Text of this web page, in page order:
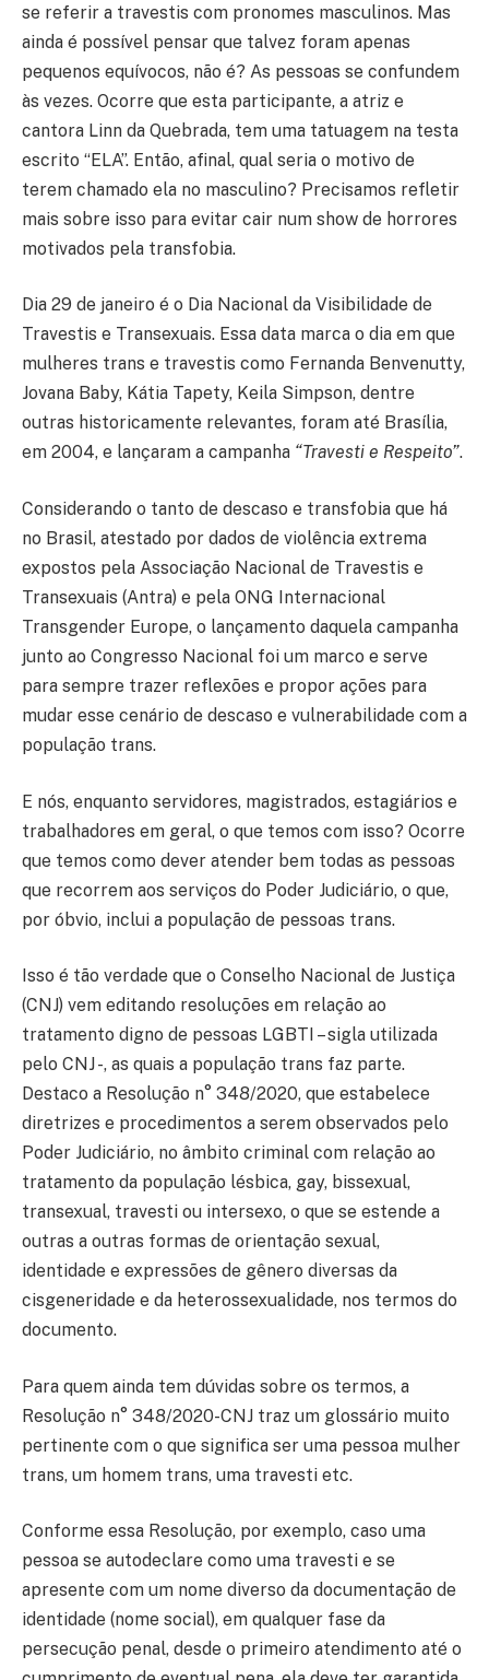
se referir a travestis com pronomes masculinos. Mas
ainda é possível pensar que talvez foram apenas
pequenos equívocos, não é? As pessoas se confundem
às vezes. Ocorre que esta participante, a atriz e
cantora Linn da Quebrada, tem uma tatuagem na testa
escrito “ELA”. Então, afinal, qual seria o motivo de
terem chamado ela no masculino? Precisamos refletir
mais sobre isso para evitar cair num show de horrores
motivados pela transfobia.
Dia 29 de janeiro é o Dia Nacional da Visibilidade de
Travestis e Transexuais. Essa data marca o dia em que
mulheres trans e travestis como Fernanda Benvenutty,
Jovana Baby, Kátia Tapety, Keila Simpson, dentre
outras historicamente relevantes, foram até Brasília,
em 2004, e lançaram a campanha “Travesti e Respeito”.
Considerando o tanto de descaso e transfobia que há
no Brasil, atestado por dados de violência extrema
expostos pela Associação Nacional de Travestis e
Transexuais (Antra) e pela ONG Internacional
Transgender Europe, o lançamento daquela campanha
junto ao Congresso Nacional foi um marco e serve
para sempre trazer reflexões e propor ações para
mudar esse cenário de descaso e vulnerabilidade com a
população trans.
E nós, enquanto servidores, magistrados, estagiários e
trabalhadores em geral, o que temos com isso? Ocorre
que temos como dever atender bem todas as pessoas
que recorrem aos serviços do Poder Judiciário, o que,
por óbvio, inclui a população de pessoas trans.
Isso é tão verdade que o Conselho Nacional de Justiça
(CNJ) vem editando resoluções em relação ao
tratamento digno de pessoas LGBTI – sigla utilizada
pelo CNJ -, as quais a população trans faz parte.
Destaco a Resolução n° 348/2020, que estabelece
diretrizes e procedimentos a serem observados pelo
Poder Judiciário, no âmbito criminal com relação ao
tratamento da população lésbica, gay, bissexual,
transexual, travesti ou intersexo, o que se estende a
outras a outras formas de orientação sexual,
identidade e expressões de gênero diversas da
cisgeneridade e da heterossexualidade, nos termos do
documento.
Para quem ainda tem dúvidas sobre os termos, a
Resolução n° 348/2020-CNJ traz um glossário muito
pertinente com o que significa ser uma pessoa mulher
trans, um homem trans, uma travesti etc.
Conforme essa Resolução, por exemplo, caso uma
pessoa se autodeclare como uma travesti e se
apresente com um nome diverso da documentação de
identidade (nome social), em qualquer fase da
persecução penal, desde o primeiro atendimento até o